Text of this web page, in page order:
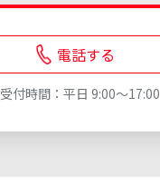
電話する
受付時間：平日 9:00～17:00